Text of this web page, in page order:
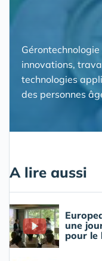
innovations,
technologies
des personnes
A lire aussi
une
pour le